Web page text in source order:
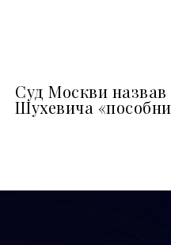
Суд Москви назвав
Шухевича